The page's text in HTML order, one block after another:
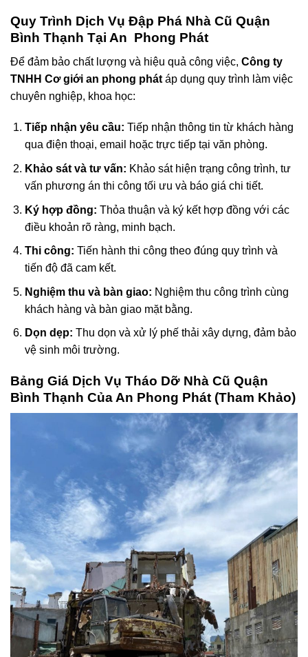
Quy Trình Dịch Vụ Đập Phá Nhà Cũ Quận
Bình Thạnh Tại An Phong Phát
Để đảm bảo chất lượng và hiệu quả công việc, Công ty
TNHH Cơ giới an phong phát áp dụng quy trình làm việc
chuyên nghiệp, khoa học:
Tiếp nhận yêu cầu: Tiếp nhận thông tin từ khách hàng
qua điện thoại, email hoặc trực tiếp tại văn phòng.
Khảo sát và tư vấn: Khảo sát hiện trạng công trình, tư
vấn phương án thi công tối ưu và báo giá chi tiết.
Ký hợp đồng: Thỏa thuận và ký kết hợp đồng với các
điều khoản rõ ràng, minh bạch.
Thi công: Tiến hành thi công theo đúng quy trình và
tiến độ đã cam kết.
Nghiệm thu và bàn giao: Nghiệm thu công trình cùng
khách hàng và bàn giao mặt bằng.
Dọn dẹp: Thu dọn và xử lý phế thải xây dựng, đảm bảo
vệ sinh môi trường.
Bảng Giá Dịch Vụ Tháo Dỡ Nhà Cũ Quận
Bình Thạnh Của An Phong Phát (Tham Khảo)